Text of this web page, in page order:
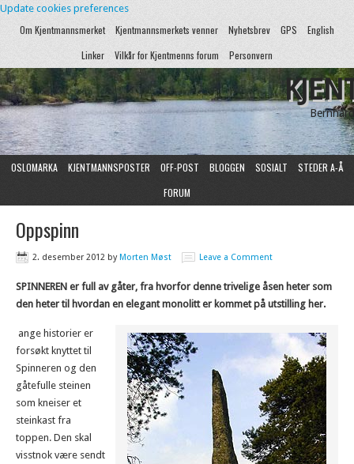
Update cookies preferences
Om Kjentmannsmerket Kjentmannsmerkets venner Nyhetsbrev GPS
English
Linker
Vilkår for Kjentmenns forum Personvern
OSLOMARKA KJENTMANNSPOSTER OFF-POST BLOGGEN SOSIALT
STEDER A-Å
FORUM
Oppspinn
2. desember 2012 byMorten Møst Leave a Comment
SPINNEREN er full av gåter, fra hvorfor denne trivelige åsen heter som
den heter til hvordan en elegant monolitt er kommet på utstilling her.
ange historier er
forsøkt knyttet til
Spinneren og den
gåtefulle steinen
som kneiser et
steinkast fra
toppen. Den skal
visstnok være sendt